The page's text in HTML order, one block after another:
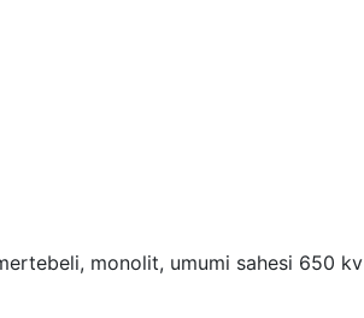
monolit, umumi sahesi 650